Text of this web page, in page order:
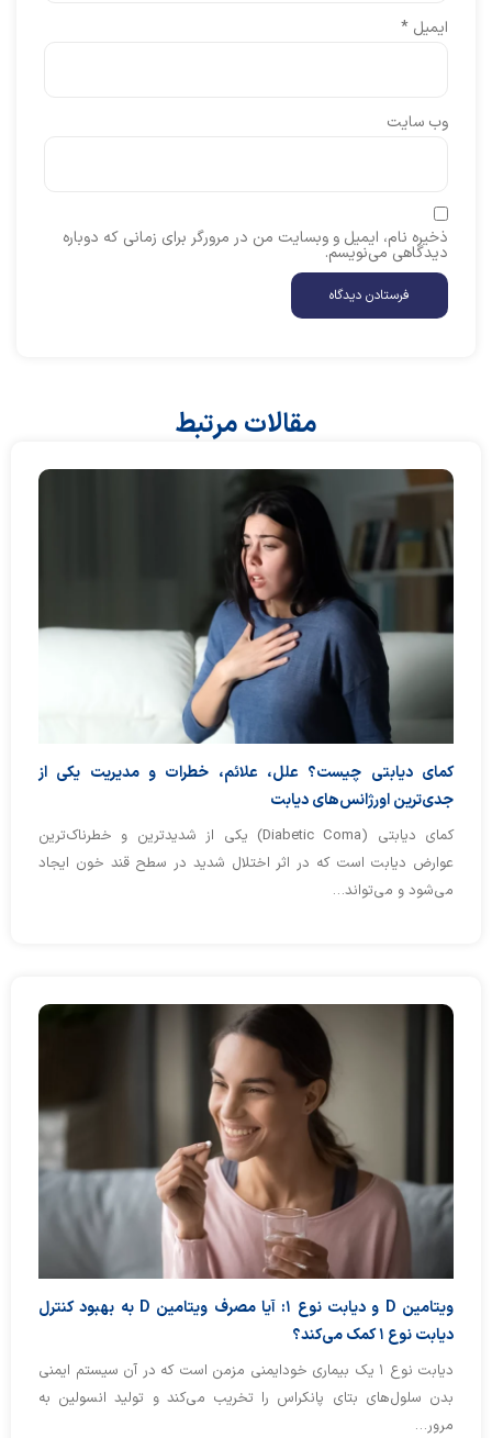
ایمیل *
وب‌ سایت
ذخیره نام، ایمیل و وبسایت من در مرورگر برای زمانی که دوباره
دیدگاهی می‌نویسم.
مقالات مرتبط
کمای دیابتی چیست؟ علل، علائم، خطرات و مدیریت یکی از
جدی‌ترین اورژانس‌های دیابت
کمای دیابتی (Diabetic Coma) یکی از شدیدترین و خطرناک‌ترین
عوارض دیابت است که در اثر اختلال شدید در سطح قند خون ایجاد
می‌شود و می‌تواند…
ویتامین D و دیابت نوع ۱: آیا مصرف ویتامین D به بهبود کنترل
دیابت نوع ۱ کمک می‌کند؟
دیابت نوع ۱ یک بیماری خودایمنی مزمن است که در آن سیستم ایمنی
بدن سلول‌های بتای پانکراس را تخریب می‌کند و تولید انسولین به
مرور…